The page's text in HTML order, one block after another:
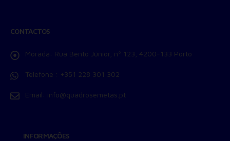
CONTACTOS
Morada: Rua Bento Júnior, nº 123, 4200-133 Porto
Telefone : +351 228 301 302
Email: info@quadrosemetas.pt
INFORMAÇÕES
Para rejeitar os cookies, desmarque as caixas de